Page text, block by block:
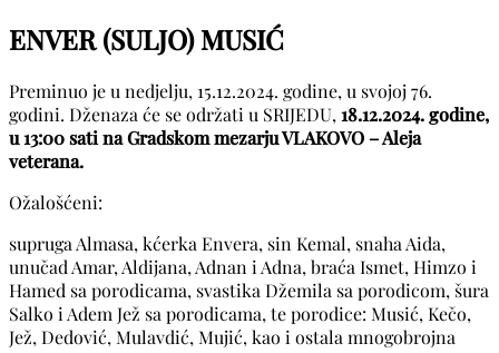
ENVER (SULJO) MUSIĆ
Preminuo je u nedjelju, 15.12.2024. godine, u svojoj 76.
godini. Dženaza će se održati u SRIJEDU, 18.12.2024. godine,
u 13:00 sati na Gradskom mezarju VLAKOVO – Aleja
veterana.
Ožalošćeni:
supruga Almasa, kćerka Envera, sin Kemal, snaha Aida,
unučad Amar, Aldijana, Adnan i Adna, braća Ismet, Himzo i
Hamed sa porodicama, svastika Džemila sa porodicom, šura
Salko i Adem Jež sa porodicama, te porodice: Musić, Kečo,
Jež, Dedović, Mulavdić, Mujić, kao i ostala mnogobrojna